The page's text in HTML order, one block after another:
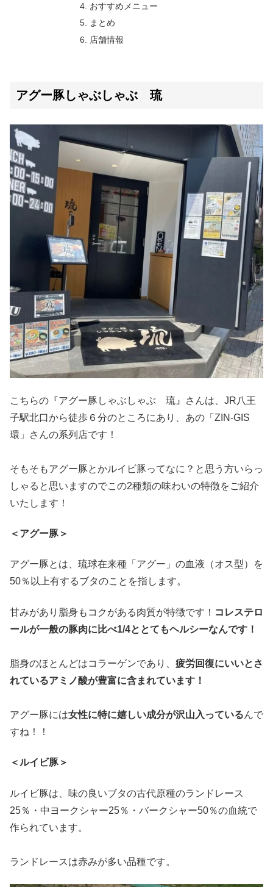
おすすめメニュー
まとめ
店舗情報
アグー豚しゃぶしゃぶ 琉
こちらの『アグー豚しゃぶしゃぶ 琉』さんは、JR八王
子駅北口から徒歩６分のところにあり、あの「ZIN-GIS
環」さんの系列店です！
そもそもアグー豚とかルイビ豚ってなに？と思う方いらっ
しゃると思いますのでこの2種類の味わいの特徴をご紹介
いたします！
＜アグー豚＞
アグー豚とは、琉球在来種「アグー」の血液（オス型）を
50％以上有するブタのことを指します。
甘みがあり脂身もコクがある肉質が特徴です！ コレステロ
ールが一般の豚肉に比べ1/4ととてもヘルシーなんです！
脂身のほとんどはコラーゲンであり、 疲労回復にいいとさ
れているアミノ酸が豊富に含まれています！
アグー豚には女性に特に嬉しい成分が沢山入っているんで
すね！！
＜ルイビ豚＞
ルイビ豚は、味の良いブタの古代原種のランドレース
25％・中ヨークシャー25％・バークシャー50％の血統で
作られています。
ランドレースは赤みが多い品種です。